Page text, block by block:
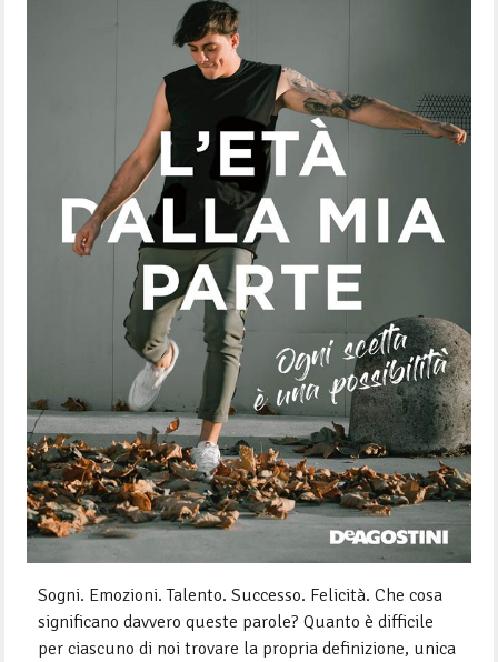
Sogni. Emozioni. Talento. Successo. Felicità. Che cosa
significano davvero queste parole? Quanto è difficile
per ciascuno di noi trovare la propria definizione, unica